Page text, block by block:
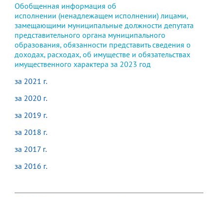
Обобщенная информация об
исполнении (ненадлежащем исполнении) лицами,
замещающими муниципальные должности депутата
представительного органа муниципального
образования, обязанности представить сведения о
доходах, расходах, об имуществе и обязательствах
имущественного характера за 2023 год
за 2021 г.
за 2020 г.
за 2019 г.
за 2018 г.
за 2017 г.
за 2016 г.